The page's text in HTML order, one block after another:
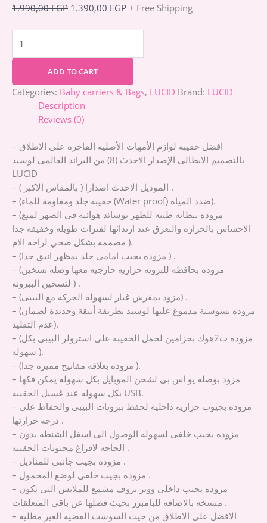
1.990,00EGP 1.390,00 EGP + Free Shipping
ADD TO CART
Categories: Baby carriers & Bags, LUCID Brand: LUCID
Description
Reviews (0)
– افضل حقيبه لوازم الأمهات الأصلية الفاخره على الاطلاق
بالتصميم الايطالى الإصدار الاحدث (8) من البراند العالمى لوسيد
LUCID
– ( الموديل الاحدث اصدارا ( بالمقاس الاكبر .
– (حقيبه جلد ومقاومة للماء (Water proof) ضدد المياه).
– (مزوده ببطانه طبيه للظهر بوسائد هوائيه فى الضهر لمنع
الاحساس بالحراره والتعرق عند ارتدائها لفترات طويله وخفيفه جدا
مصممه بشكل صحي لراحه الام ).
– (مزوده بجيب امامى جلد بمظهر انيق جدا ) .
– (مزوده بحافظه للبرونه حراريه خارجيه معها وصله تسخين
لتسخين الببرونه ) .
– (مزود بمفرش غيار لسهوله الحركه مع البيبى) .
– (مزوده بسوستة مدموغ عليها لوسيد بطريقة أنيقة وجديدة لضمان
عدم التقليد).
– (مزوده ب2هوك بحزامين لحمل الحقيبه على استرولر البيبى بكل
سهوله ).
– (مزوده بعلاقه مفاتيح مميزه جدا ).
– مزود بوصله يو اس بى لشحن الموبايل بكل سهوله يمكن فكها
بكل سهوله عند غسيل الحقيبه USB.
– مزوده بجيوب حراريه داخليه لحفظ ببرونات البيبى والحفاظ على
درجه حرارتها .
– مزوده بجيب خلفى لسهوله الوصول الى اسفل الشنطه بدون
الحاجه لافراغ محتويات الحقيبه .
– مزوده بجيب جانبى للمناديل .
– مزوده بجيب خلفى لوضع المحمول .
– مزوده بجيب داخلى ووتر بروف مشمع للملابس التى تكون
متسخه بالاضافه للبامبرز بحيث فصلها عن باقى المتعلقات .
– الافضل على الاطلاق من حيث السوست الفضيه الغير مطليه